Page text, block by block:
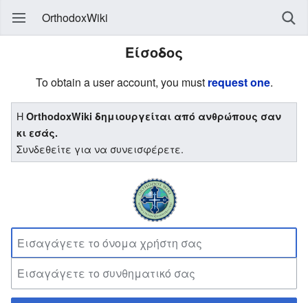
OrthodoxWiki
Είσοδος
To obtain a user account, you must request one.
ΗOrthodoxWiki δημιουργείται από ανθρώπους σαν
κι εσάς.
Συνδεθείτε για να συνεισφέρετε.